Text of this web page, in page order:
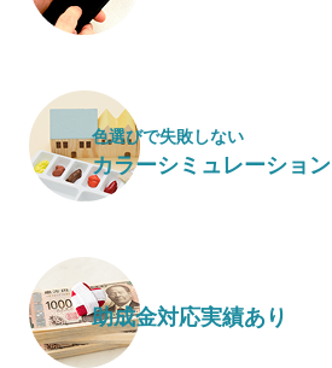
色選びで失敗しない
カラーシミュレーション
助成金対応実績あり